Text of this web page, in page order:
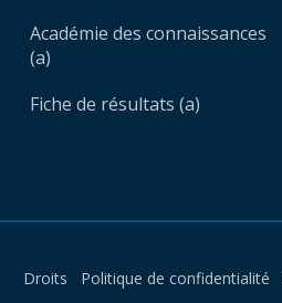
Académie des connaissances
(a)
Fiche de résultats (a)
Droits Politique de confidentialité